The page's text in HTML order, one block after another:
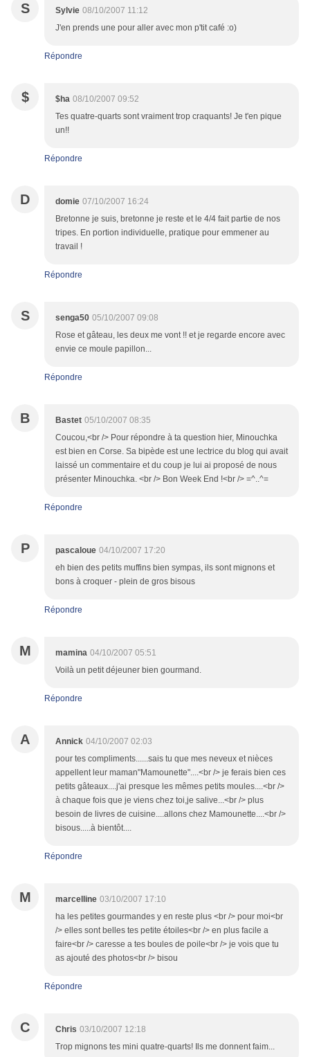
S Sylvie 08/10/2007 11:12
J'en prends une pour aller avec mon p'tit café :o)
Répondre
$ $ha 08/10/2007 09:52
Tes quatre-quarts sont vraiment trop craquants! Je t'en pique
un!!
Répondre
D domie 07/10/2007 16:24
Bretonne je suis, bretonne je reste et le 4/4 fait partie de nos
tripes. En portion individuelle, pratique pour emmener au
travail !
Répondre
S senga50 05/10/2007 09:08
Rose et gâteau, les deux me vont !! et je regarde encore avec
envie ce moule papillon...
Répondre
B Bastet 05/10/2007 08:35
Coucou,<br /> Pour répondre à ta question hier, Minouchka
est bien en Corse. Sa bipède est une lectrice du blog qui avait
laissé un commentaire et du coup je lui ai proposé de nous
présenter Minouchka. <br /> Bon Week End !<br /> =^..^=
Répondre
P pascaloue 04/10/2007 17:20
eh bien des petits muffins bien sympas, ils sont mignons et
bons à croquer - plein de gros bisous
Répondre
M mamina 04/10/2007 05:51
Voilà un petit déjeuner bien gourmand.
Répondre
A Annick 04/10/2007 02:03
pour tes compliments......sais tu que mes neveux et nièces
appellent leur maman"Mamounette"....<br /> je ferais bien ces
petits gâteaux....j'ai presque les mêmes petits moules....<br />
à chaque fois que je viens chez toi,je salive...<br /> plus
besoin de livres de cuisine....allons chez Mamounette....<br />
bisous.....à bientôt....
Répondre
M marcelline 03/10/2007 17:10
ha les petites gourmandes y en reste plus <br /> pour moi<br
/> elles sont belles tes petite étoiles<br /> en plus facile a
faire<br /> caresse a tes boules de poile<br /> je vois que tu
as ajouté des photos<br /> bisou
Répondre
C Chris 03/10/2007 12:18
Trop mignons tes mini quatre-quarts! Ils me donnent faim...